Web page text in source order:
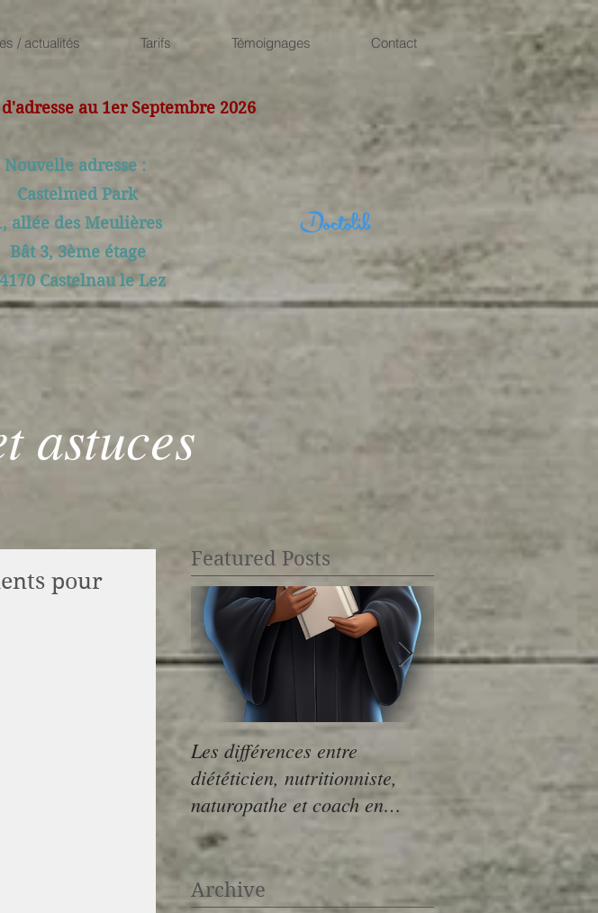
/ actualités Tarifs Témoignages Contact
au 1er Septembre 2026
Nouvelle adresse :
Castelmed Park
allée des Meulières
Bât 3, 3ème étage
Castelnau le Lez
astuces
pour
Featured Posts
Les différences entre
diététicien, nutritionniste,
naturopathe et coach en
nutrition -
Légumes secs : le
Saint-Germain!
Archive